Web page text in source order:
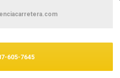
605-7645